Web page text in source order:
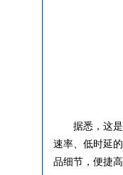
据悉，这是杭
速率、低时延
品细节，便捷